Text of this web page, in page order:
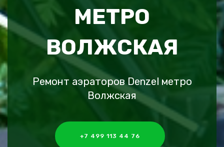
МЕТРО
ВОЛЖСКАЯ
Ремонт аэраторов Denzel метро
Волжская
+7 499 113 44 76